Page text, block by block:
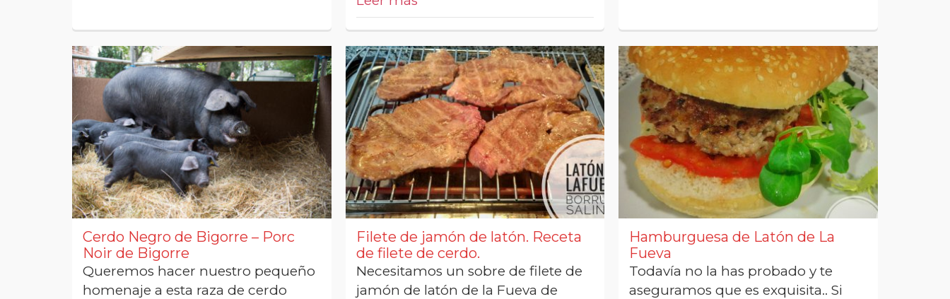
Cerdo Negro de Bigorre – Porc
Noir de Bigorre
Queremos hacer nuestro pequeño
homenaje a esta raza de cerdo
Filete de jamón de latón. Receta
de filete de cerdo.
Necesitamos un sobre de filete de
jamón de latón de la Fueva de
Hamburguesa de Latón de La
Fueva
Todavía no la has probado y te
aseguramos que es exquisita.. Si